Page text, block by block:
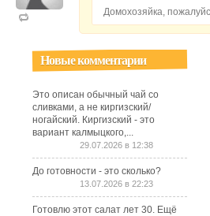
Новые комментарии
Это описан обычный чай со
сливками, а не киргизский/
ногайский. Киргизский - это
вариант калмыцкого,...
29.07.2026 в 12:38
До готовности - это сколько?
13.07.2026 в 22:23
Готовлю этот салат лет 30. Ещё